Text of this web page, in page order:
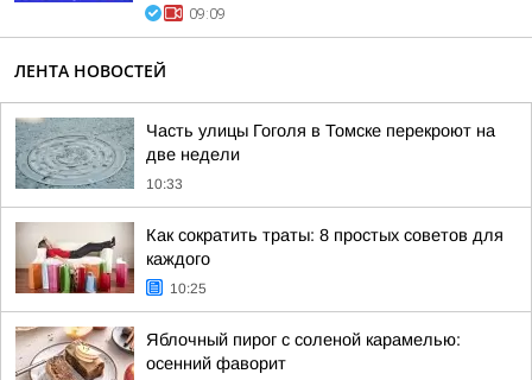
09:09
ЛЕНТА НОВОСТЕЙ
Часть улицы Гоголя в Томске перекроют на
две недели
10:33
Как сократить траты: 8 простых советов для
каждого
10:25
Яблочный пирог с соленой карамелью:
осенний фаворит